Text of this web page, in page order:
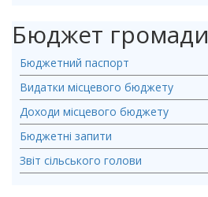
Бюджет громади
Бюджетний паспорт
Видатки місцевого бюджету
Доходи місцевого бюджету
Бюджетні запити
Звіт сільського голови